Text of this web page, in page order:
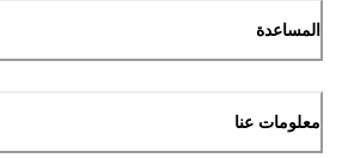
المساعدة
معلومات عنا